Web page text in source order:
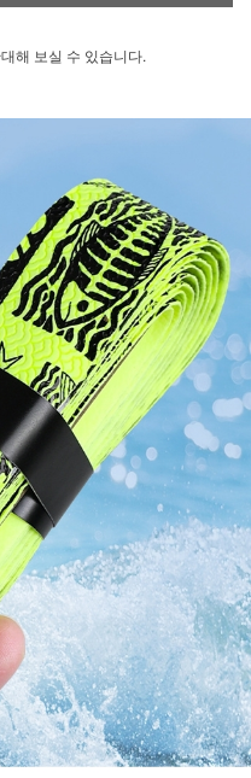
해 보실 수 있습니다.